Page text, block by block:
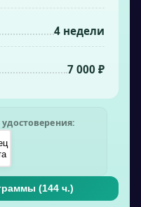
4 недели
7 000 ₽
(144ч.)